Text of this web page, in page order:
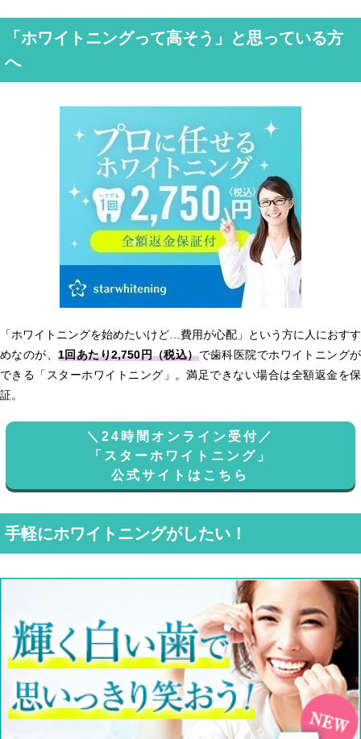
「ホワイトニングって高そう」と思っている方
へ
「ホワイトニングを始めたいけど…費用が心配」という方に人におすす
めなのが、1回あたり2,750円（税込）で歯科医院でホワイトニングが
できる「スターホワイトニング」。満足できない場合は全額返金を保
証。
＼24時間オンライン受付／
「スターホワイトニング」
公式サイトはこちら
手軽にホワイトニングがしたい！